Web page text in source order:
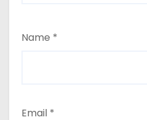
Name *
Email *